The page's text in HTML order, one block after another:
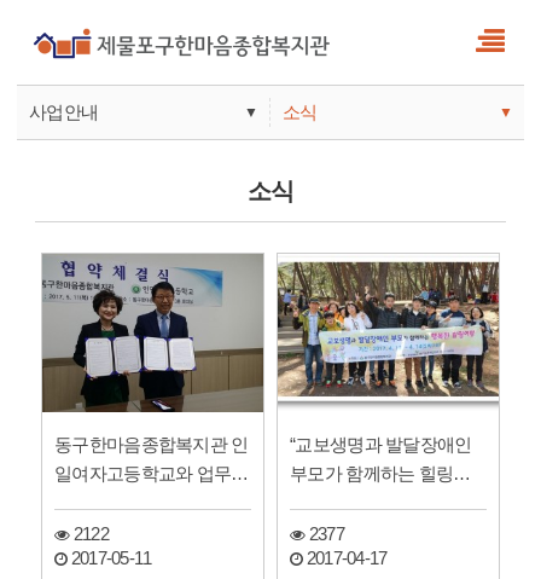
사업안내 ▼
기관안내
소식 ▼
서비스
참여
소식
동구한마음종합복지관 인
일여자고등학교와 업무협
2122
2017-05-11
“교보생명과 발달장애인
부모가 함께하는 힐링여
2377
2017-04-17